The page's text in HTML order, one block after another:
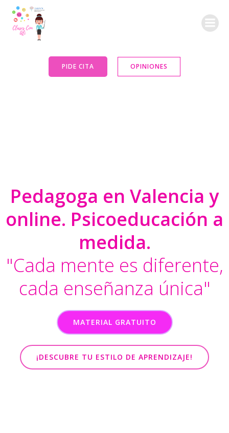
PIDE CITA OPINIONES
Pedagoga en Valencia y
online. Psicoeducación a
medida.
"Cada mente es diferente,
cada enseñanza única"
MATERIAL GRATUITO
¡DESCUBRE TU ESTILO DE APRENDIZAJE!